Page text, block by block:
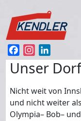
FacebookInstagram
Unser
Nicht weit von
und nicht weiter
Olympia– Bob–